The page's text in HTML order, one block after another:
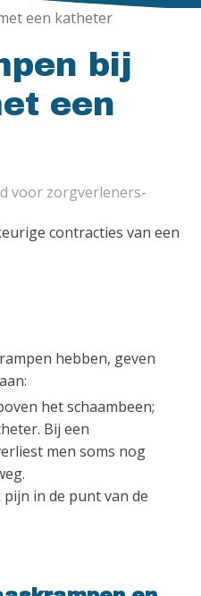
een katheter
bij
een
voor zorgverleners-
contracties van een
hebben, geven
het schaambeen;
Bij een
men soms nog
in de punt van de